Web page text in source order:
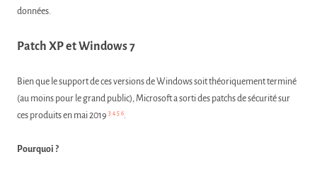
données.
Patch XP et Windows 7
Bien que le support de ces versions de Windows soit théoriquement terminé
(au moins pour le grand public), Microsoft a sorti des patchs de sécurité sur
ces produits en mai 2019 3 4 5 6.
Pourquoi ?